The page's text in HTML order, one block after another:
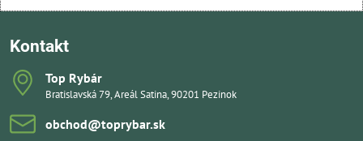
Kontakt
Top Rybár
Bratislavská 79, Areál Satina, 90201 Pezinok
obchod​@toprybar​.sk